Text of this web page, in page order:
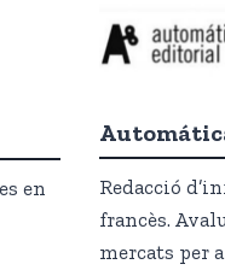
en
Redacció
francès.
mercats per